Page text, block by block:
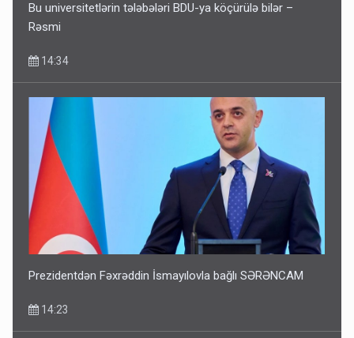
Bu universitetlərin tələbələri BDU-ya köçürülə bilər –
Rəsmi
14:34
Prezidentdən Fəxrəddin İsmayılovla bağlı SƏRƏNCAM
14:23